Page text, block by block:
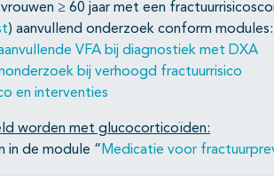
≥ 60 jaar met een
) aanvullend onderzoek conform modules:
VFA bij diagnostiek met DXA
bij verhoogd fractuurrisico
en interventies
worden met glucocorticoïden:
in de module “Medicatie voor